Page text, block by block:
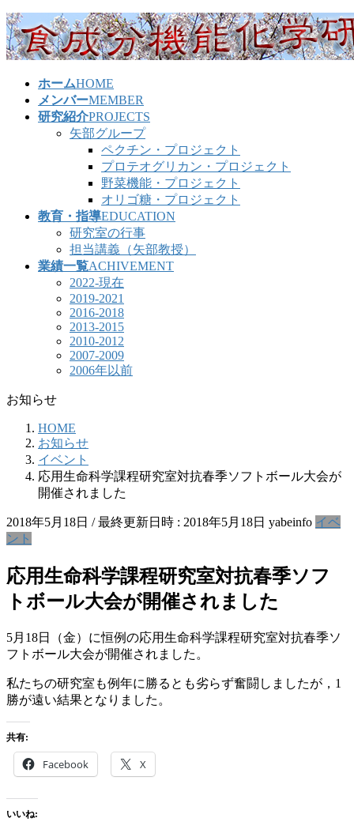
コ
ン
テ
ナ
ビ
ゲ
ホームHOME
メンバーMEMBER
研究紹介PROJECTS
矢部グループ
ペクチン・プロジェクト
プロテオグリカン・プロジェクト
野菜機能・プロジェクト
オリゴ糖・プロジェクト
教育・指導EDUCATION
研究室の行事
担当講義（矢部教授）
業績一覧ACHIVEMENT
2022-現在
2019-2021
2016-2018
2013-2015
2010-2012
2007-2009
2006年以前
お知らせ
HOME
お知らせ
イベント
応用生命科学課程研究室対抗春季ソフトボール大会が
開催されました
2018年5月18日 / 最終更新日時 : 2018年5月18日 yabeinfo イベ
ント
応用生命科学課程研究室対抗春季ソフ
トボール大会が開催されました
5月18日（金）に恒例の応用生命科学課程研究室対抗春季ソ
フトボール大会が開催されました。
私たちの研究室も例年に勝るとも劣らず奮闘しましたが，1
勝が遠い結果となりました。
共有:
Facebook X
いいね: